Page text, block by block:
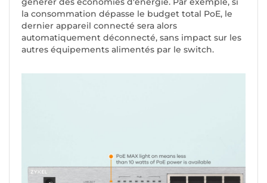
la consommation dépasse le budget total PoE, le
dernier appareil connecté sera alors
automatiquement déconnecté, sans impact sur les
autres équipements alimentés par le switch.